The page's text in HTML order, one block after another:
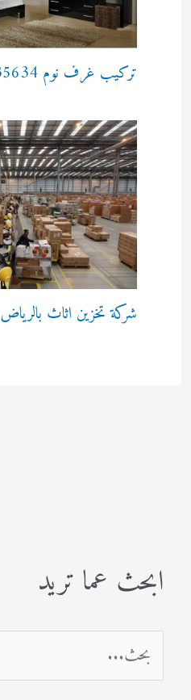
تركيب غرف نوم 0567035634
شركة تخزين اثاث بالرياض
ابحث عما تريد
ل